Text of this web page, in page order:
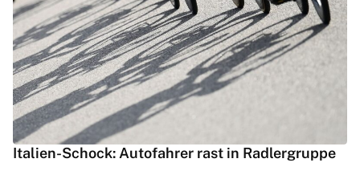
Italien-Schock: Autofahrer rast in Radlergruppe